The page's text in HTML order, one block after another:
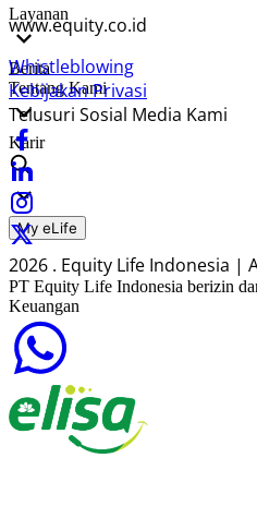
Layanan
Berita
Tentang Kami
Karir
My eLife
www.equity.co.id
Whistleblowing
Kebijakan Privasi
Telusuri Sosial Media Kami
2026 . Equity Life Indonesia |
PT Equity Life Indonesia berizin
Keuangan